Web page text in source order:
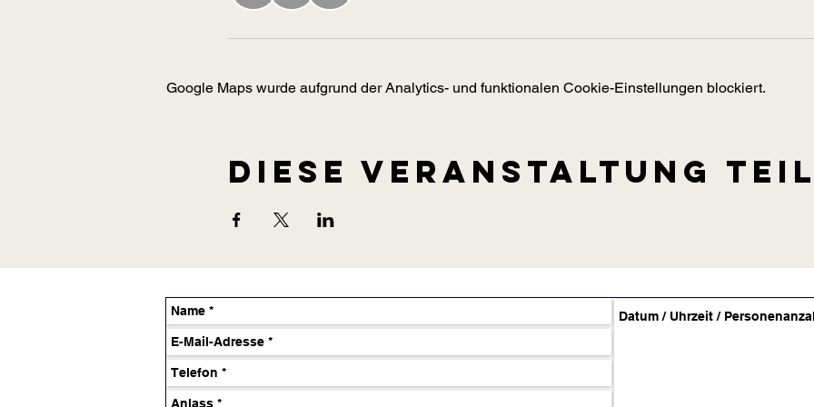
Google Maps wurde aufgrund der Analytics- und funktionalen Cookie-Einstellungen blockiert.
Diese Veranstaltung